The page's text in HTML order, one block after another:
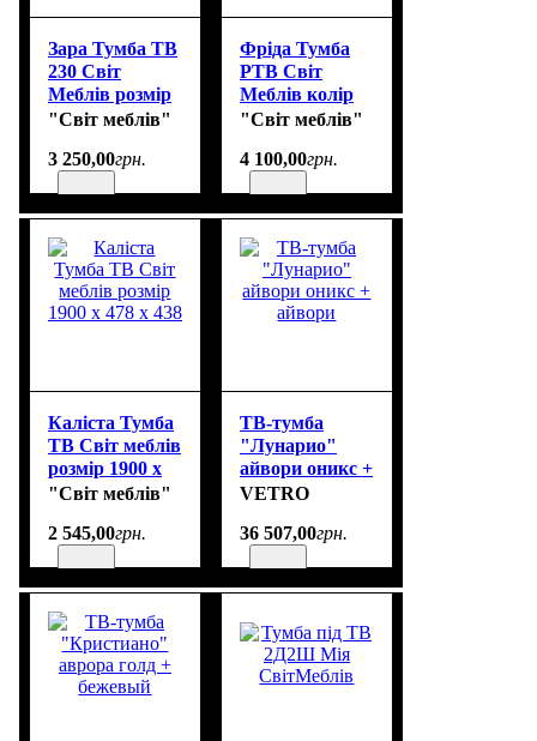
Зара Тумба ТВ
230 Світ
Меблів розмір
2300 х 425 х 420
"Світ меблів"
3 250,00грн.
Фріда Тумба
РТВ Світ
Меблів колір
чорний/
2300 х 530 х 420
"Світ меблів"
4 100,00грн.
Каліста Тумба
ТВ Світ меблів
розмір 1900 х
478 х 438
"Світ меблів"
2 545,00грн.
ТВ-тумба
"Лунарио"
айвори оникс +
айвори
VETRO
36 507,00грн.